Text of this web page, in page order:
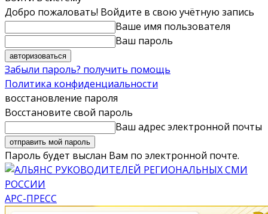
Добро пожаловать! Войдите в свою учётную запись
Ваше имя пользователя
Ваш пароль
Забыли пароль? получить помощь
Политика конфиденциальности
восстановление пароля
Восстановите свой пароль
Ваш адрес электронной почты
Пароль будет выслан Вам по электронной почте.
АРС-ПРЕСС